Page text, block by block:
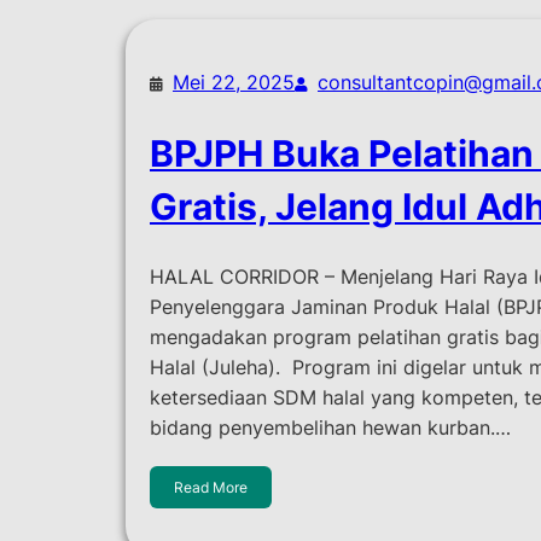
Mei 22, 2025
BPJPH Buka
Gratis, Jelang Idul
HALAL CORRIDOR – Menjelang Hari Raya
Penyelenggara Jaminan Produk Halal
mengadakan program pelatihan gratis
Halal (Juleha). Program ini digelar untuk
ketersediaan SDM halal yang kompeten,
bidang penyembelihan hewan kurban.…
Read More